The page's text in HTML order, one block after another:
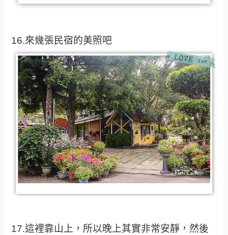
16.來幾張民宿的美照吧
17.這裡靠山上，所以晚上其實非常安靜，然後